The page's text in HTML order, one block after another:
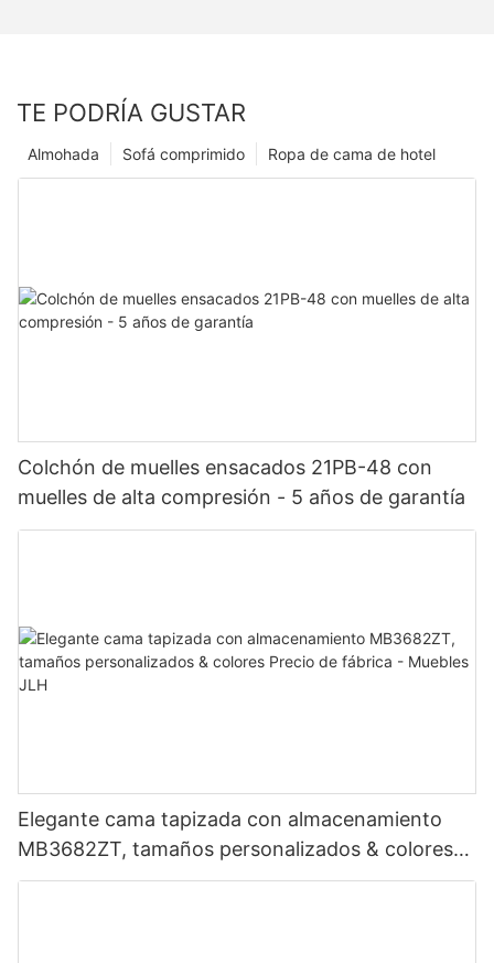
TE PODRÍA GUSTAR
Ropa de cama de hotel
Sofá comprimido
Almohada
Colchón de muelles ensacados 21PB-48 con
muelles de alta compresión - 5 años de garantía
Elegante cama tapizada con almacenamiento
MB3682ZT, tamaños personalizados & colores
Precio de fábrica - Muebles JLH